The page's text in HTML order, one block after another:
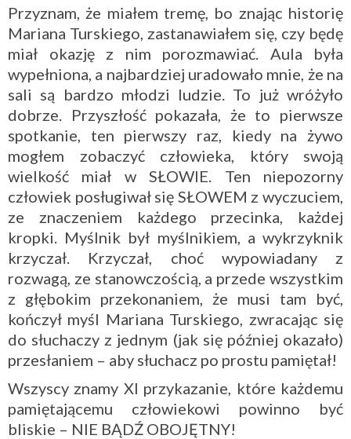
Przyznam, że miałem tremę, bo znając historię
Mariana Turskiego, zastanawiałem się, czy będę
miał okazję z nim porozmawiać. Aula była
wypełniona, a najbardziej uradowało mnie, że na
sali są bardzo młodzi ludzie. To już wróżyło
dobrze. Przyszłość pokazała, że to pierwsze
spotkanie, ten pierwszy raz, kiedy na żywo
mogłem zobaczyć człowieka, który swoją
wielkość miał w SŁOWIE. Ten niepozorny
człowiek posługiwał się SŁOWEM z wyczuciem,
ze znaczeniem każdego przecinka, każdej
kropki. Myślnik był myślnikiem, a wykrzyknik
krzyczał. Krzyczał, choć wypowiadany z
rozwagą, ze stanowczością, a przede wszystkim
z głębokim przekonaniem, że musi tam być,
kończył myśl Mariana Turskiego, zwracając się
do słuchaczy z jednym (jak się później okazało)
przesłaniem – aby słuchacz po prostu pamiętał!
Wszyscy znamy XI przykazanie, które każdemu
pamiętającemu człowiekowi powinno być
bliskie – NIE BĄDŹ OBOJĘTNY!